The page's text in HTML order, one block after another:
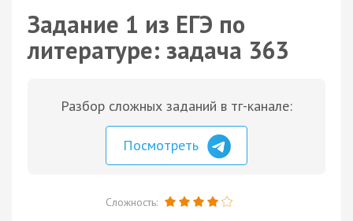
Задание 1 из ЕГЭ по
литературе: задача 363
Разбор сложных заданий в тг-канале:
Посмотреть
Сложность: